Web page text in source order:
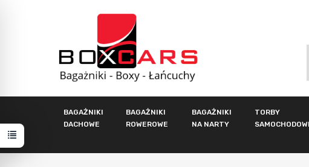
BAGAŻNIKI
DACHOWE
BAGAŻNIKI
ROWEROWE
BAGAŻNIKI
NA NARTY
TORBY